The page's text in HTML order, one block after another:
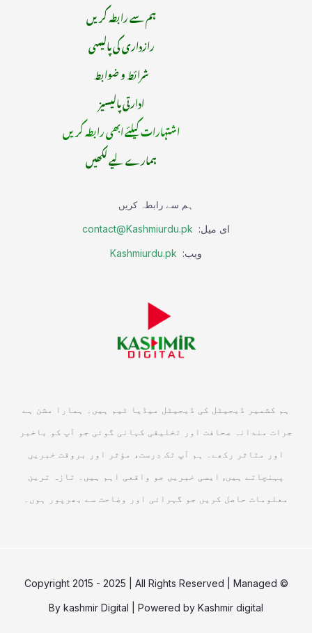
ہم سے رابطہ کریں
رازداری کی پالیسی
شرائط و ضوابط
ادارتی پالیسیز
اشتہارات کیلئے ابھی رابطہ کریں
ہمارے لیے لکھیں
ہم سے رابطہ کریں
ای میل: contact@Kashmiurdu.pk
ویب: Kashmiurdu.pk
ہم کشمیر ڈیجیٹل کی ڈیجیٹل میڈیا ٹیم ہیں۔ ہمارا مشن ہے
جرات مندانہ صحافت اور تخلیقی کہانی گوئی جو آپ کو باخبر
اور متاثر رکھے۔ ہم آپ تک درست، مؤثر اور بروقت خبریں
پہنچاتے ہیں, ایسی خبریں جو واقعی اہم ہیں۔ تازہ ترین
معلومات حاصل کریں جو گہرائی اور وضاحت سے بھرپور ہوں۔
© Copyright 2015 - 2025 | All Rights Reserved | Managed
By kashmir Digital | Powered by Kashmir digital